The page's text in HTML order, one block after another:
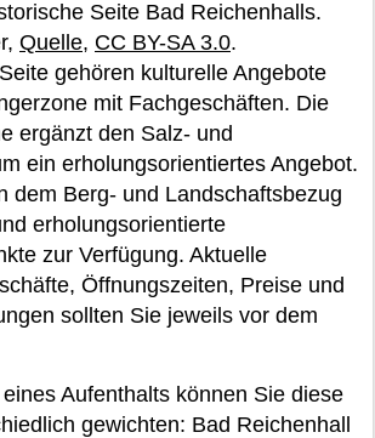
Seite Bad Reichenhalls.
Quelle, CC BY-SA 3.0.
gehören kulturelle Angebote
mit Fachgeschäften. Die
ergänzt den Salz- und
ein erholungsorientiertes Angebot.
dem Berg- und Landschaftsbezug
erholungsorientierte
zur Verfügung. Aktuelle
Öffnungszeiten, Preise und
sollten Sie jeweils vor dem
Aufenthalts können Sie diese
gewichten: Bad Reichenhall